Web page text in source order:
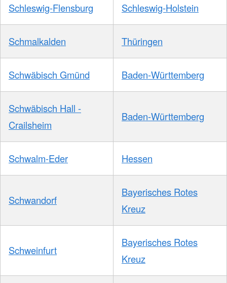
Schleswig-Flensburg Schleswig-Holstein
Schmalkalden Thüringen
Schwäbisch Gmünd Baden-Württemberg
Schwäbisch Hall -
Crailsheim
Baden-Württemberg
Schwalm-Eder Hessen
Schwandorf
Bayerisches Rotes
Kreuz
Schweinfurt
Bayerisches Rotes
Kreuz